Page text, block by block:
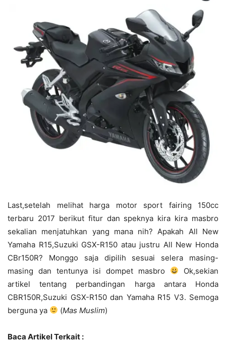
Last,setelah melihat harga motor sport fairing 150cc
terbaru 2017 berikut fitur dan speknya kira kira masbro
sekalian menjatuhkan yang mana nih? Apakah All New
Yamaha R15,Suzuki GSX-R150 atau justru All New Honda
CBr150R? Monggo saja dipilih sesuai selera masing-
masing dan tentunya isi dompet masbro
Ok,sekian
artikel tentang perbandingan harga antara Honda
CBR150R,Suzuki GSX-R150 dan Yamaha R15 V3. Semoga
berguna ya
(Mas Muslim)
Baca Artikel Terkait :